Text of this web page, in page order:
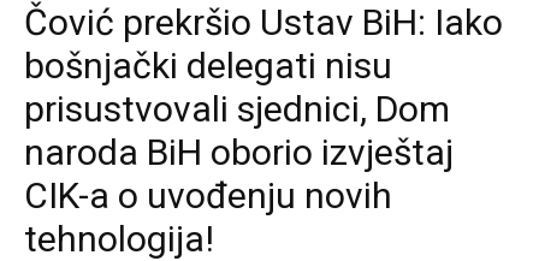
Čović prekršio Ustav BiH: Iako
bošnjački delegati nisu
prisustvovali sjednici, Dom
naroda BiH oborio izvještaj
CIK-a o uvođenju novih
tehnologija!